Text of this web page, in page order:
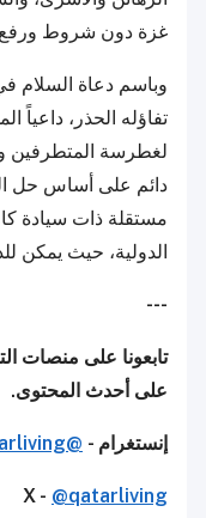
غزة دون شروط ورفع
وباسم دعاة السلام
تفاؤله الحذر، داعياً
لغطرسة المتطرفين
دائم على أساس حل
مستقلة ذات سيادة
الدولية، حيث يمكن
---
تابعونا على منصات
على أحدث المحتوى.
إنستغرام - @qatarliving
X - @qatarliving